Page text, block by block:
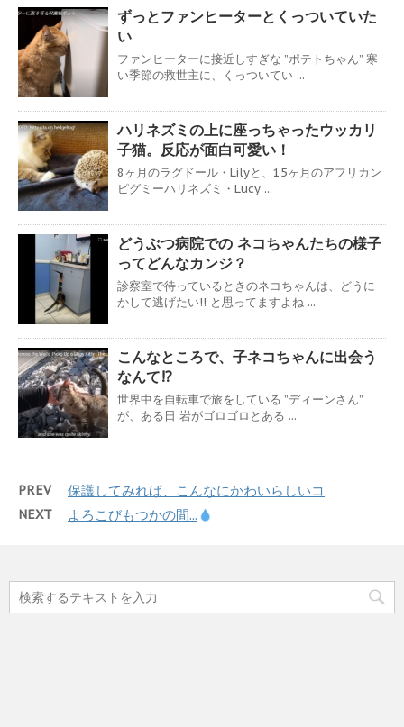
ずっとファンヒーターとくっついていた
い
ファンヒーターに接近しすぎな ”ポテトちゃん” 寒
い季節の救世主に、くっついてい ...
ハリネズミの上に座っちゃったウッカリ
子猫。反応が面白可愛い！
8ヶ月のラグドール・Lilyと、15ヶ月のアフリカン
ピグミーハリネズミ・Lucy ...
どうぶつ病院での ネコちゃんたちの様子
ってどんなカンジ？
診察室で待っているときのネコちゃんは、どうに
かして逃げたい!! と思ってますよね ...
こんなところで、子ネコちゃんに出会う
なんて!?
世界中を自転車で旅をしている ”ディーンさん”
が、ある日 岩がゴロゴロとある ...
PREV 保護してみれば、こんなにかわいらしいコ
NEXT よろこびもつかの間...